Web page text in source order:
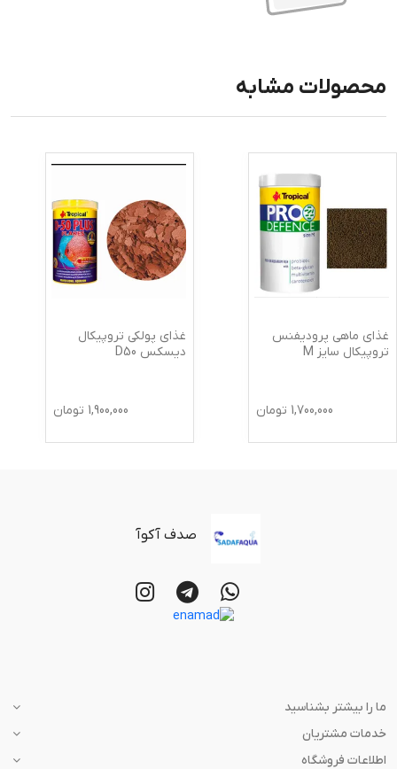
محصولات مشابه
غذای ماهی پرودیفنس
تروپیکال سایز M
1,700,000 تومان
غذای پولکی تروپیکال
دیسکس D50
1,900,000 تومان
صدف آکوآ
ما را بیشتر بشناسید
خدمات مشتریان
اطلاعات فروشگاه